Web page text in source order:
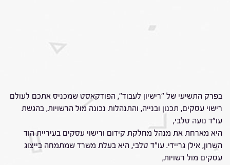
בפרק התשיעי של "רישיון לעבוד", הפודקאסט שמכניס אתכם לעולם
רישוי עסקים, תכנון ובנייה, והתנהלות נכונה מול הרשויות, בהגשת
עו"ד נועה טלבי,
היא מארחת את מנהל מחלקת קידום ורישוי עסקים בעיריית הוד
השרון, אילן גריידי. עו"ד טלבי, היא בעלת משרד שמתמחה בייצוג
עסקים מול רשויות,